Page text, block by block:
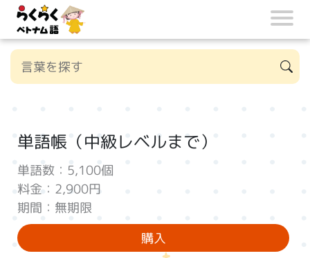
単語帳（中級レベルまで）
単語数：5,100個
料金：2,900円
期間：無期限
購入